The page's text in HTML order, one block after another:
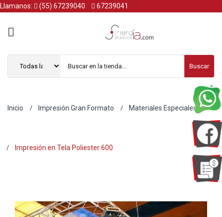
Llamanos: (55) 67239040 67239041
Buscar
Inicio Impresión Gran Formato Materiales Especiales
Impresión en Tela Poliester 600